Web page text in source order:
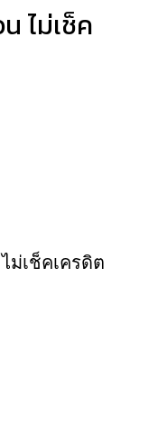
ไม่เช็ค